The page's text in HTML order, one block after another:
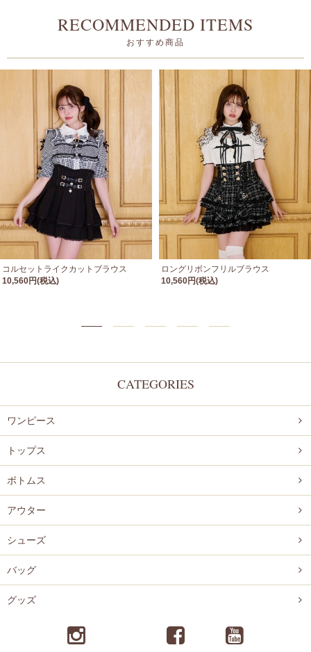
RECOMMENDED ITEMS
おすすめ商品
コルセットライクカットブラウス
10,560円(税込)
ロングリボンフリルブラウス
10,560円(税込)
CATEGORIES
ワンピース
トップス
ボトムス
アウター
シューズ
バッグ
グッズ